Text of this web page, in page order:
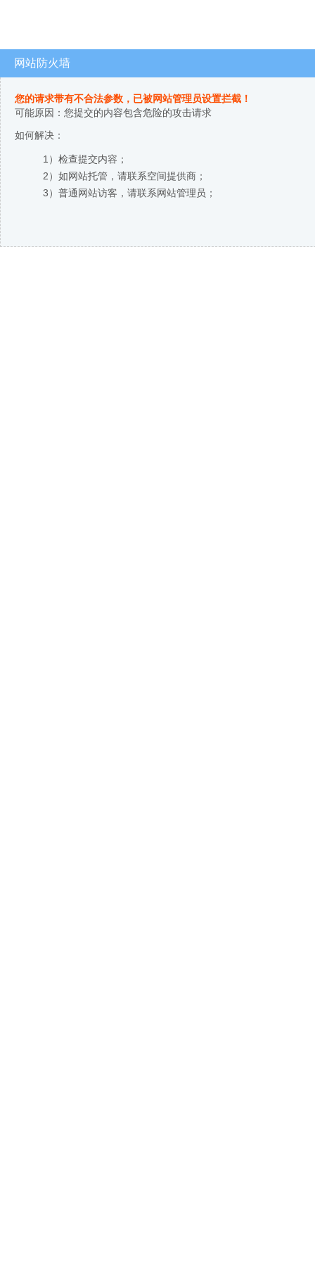
网站防火墙
您的请求带有不合法参数，已被网站管理员设置拦截！
可能原因：您提交的内容包含危险的攻击请求
如何解决：
1）检查提交内容；
2）如网站托管，请联系空间提供商；
3）普通网站访客，请联系网站管理员；